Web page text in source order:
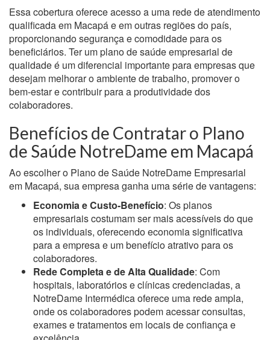
Essa cobertura oferece acesso a uma rede de atendimento
qualificada em Macapá e em outras regiões do país,
proporcionando segurança e comodidade para os
beneficiários. Ter um plano de saúde empresarial de
qualidade é um diferencial importante para empresas que
desejam melhorar o ambiente de trabalho, promover o
bem-estar e contribuir para a produtividade dos
colaboradores.
Benefícios de Contratar o Plano
de Saúde NotreDame em Macapá
Ao escolher o Plano de Saúde NotreDame Empresarial
em Macapá, sua empresa ganha uma série de vantagens:
Economia e Custo-Benefício: Os planos
empresariais costumam ser mais acessíveis do que
os individuais, oferecendo economia significativa
para a empresa e um benefício atrativo para os
colaboradores.
Rede Completa e de Alta Qualidade: Com
hospitais, laboratórios e clínicas credenciadas, a
NotreDame Intermédica oferece uma rede ampla,
onde os colaboradores podem acessar consultas,
exames e tratamentos em locais de confiança e